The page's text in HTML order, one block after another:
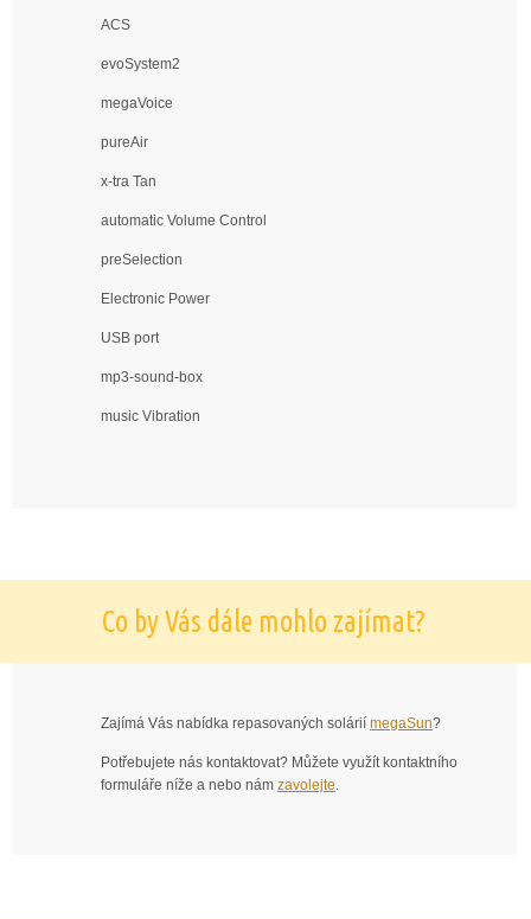
ACS
evoSystem2
megaVoice
pureAir
x-tra Tan
automatic Volume Control
preSelection
Electronic Power
USB port
mp3-sound-box
music Vibration
Co by Vás dále mohlo zajímat?
Zajímá Vás nabídka repasovaných solárií megaSun?
Potřebujete nás kontaktovat? Můžete využít kontaktního
formuláře níže a nebo nám zavolejte.